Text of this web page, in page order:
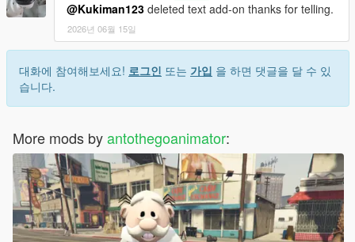
@Kukiman123 deleted text add-on thanks for telling.
2026년 06월 15일
대화에 참여해보세요! 로그인 또는 가입 을 하면 댓글을 달 수 있
습니다.
More mods byantothegoanimator: